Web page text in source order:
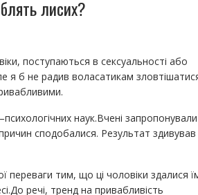
лисих?
поступаються в сексуальності або
я б не радив воласатикам
наук.Вчені запропонували
сподобалися. Результат здивував
тим, що ці чоловіки здалися
речі, тренд на привабливість